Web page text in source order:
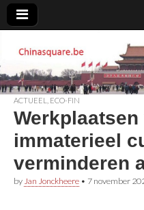
ACTUEEL ECO-FIN
immaterieel
verminderen
by Jan Jonckheere • 7 november